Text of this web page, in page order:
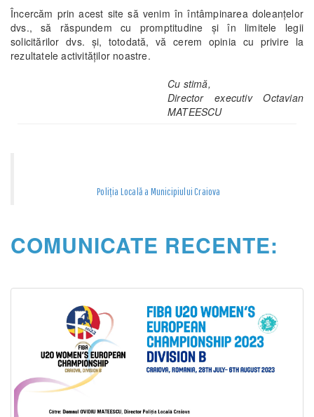
Încercăm prin acest site să venim în întâmpinarea doleanţelor
dvs., să răspundem cu promptitudine şi în limitele legii
solicitărilor dvs. şi, totodată, vă cerem opinia cu privire la
rezultatele activităţilor noastre.
Cu stimă,
Director executiv Octavian
MATEESCU
Poliția Locală a Municipiului Craiova
COMUNICATE RECENTE: